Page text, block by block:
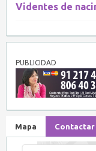
Videntes de
PUBLICIDAD
Mapa Contactar